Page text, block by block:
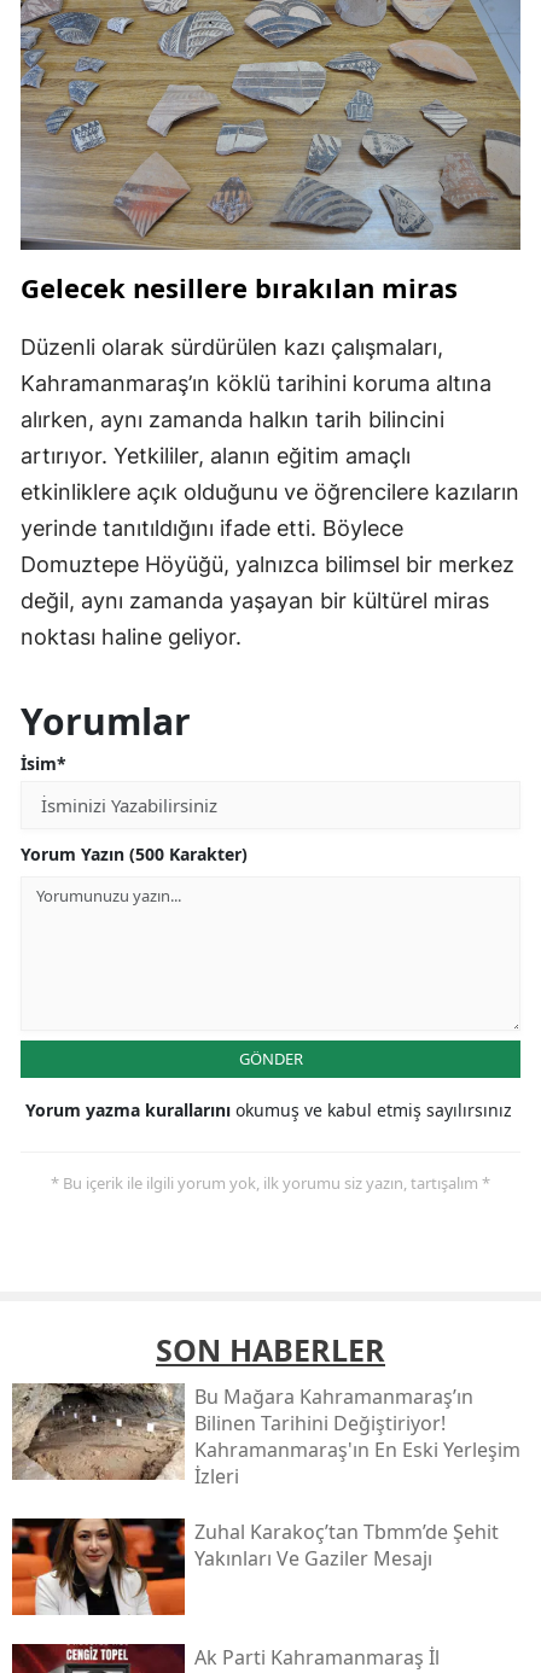
Gelecek nesillere bırakılan miras
Düzenli olarak sürdürülen kazı çalışmaları,
Kahramanmaraş’ın köklü tarihini koruma altına
alırken, aynı zamanda halkın tarih bilincini
artırıyor. Yetkililer, alanın eğitim amaçlı
etkinliklere açık olduğunu ve öğrencilere kazıların
yerinde tanıtıldığını ifade etti. Böylece
Domuztepe Höyüğü, yalnızca bilimsel bir merkez
değil, aynı zamanda yaşayan bir kültürel miras
noktası haline geliyor.
Yorumlar
İsim*
Yorum Yazın (500 Karakter)
GÖNDER
Yorum yazma kurallarını okumuş ve kabul etmiş sayılırsınız
* Bu içerik ile ilgili yorum yok, ilk yorumu siz yazın, tartışalım *
SON HABERLER
Bu Mağara Kahramanmaraş’ın
Bilinen Tarihini Değiştiriyor!
Kahramanmaraş'ın En Eski Yerleşim
İzleri
Zuhal Karakoç’tan Tbmm’de Şehit
Yakınları Ve Gaziler Mesajı
Ak Parti Kahramanmaraş İl